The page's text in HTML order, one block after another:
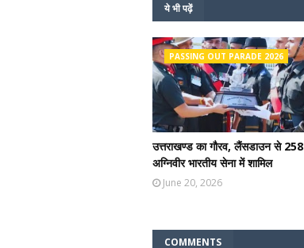
ये भी पढ़ें
PASSING OUT PARADE 2026
उत्तराखण्ड का गौरव, लैंसडाउन से 258
अग्निवीर भारतीय सेना में शामिल
June 20, 2026
COMMENTS